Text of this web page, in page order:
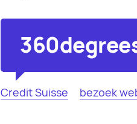
Credit Suisse bezoek